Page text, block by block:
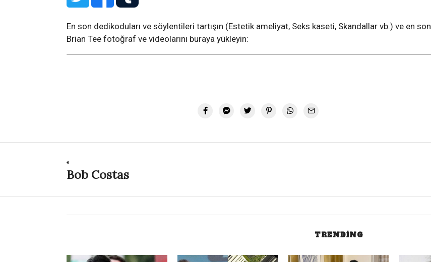
En son dedikoduları ve söylentileri tartışın (Estetik ameliyat, Seks kaseti, Skandallar vb.) ve en son
Brian Tee fotoğraf ve videolarını buraya yükleyin:
Post
navigation
Previous
Bob Costas
TRENDING